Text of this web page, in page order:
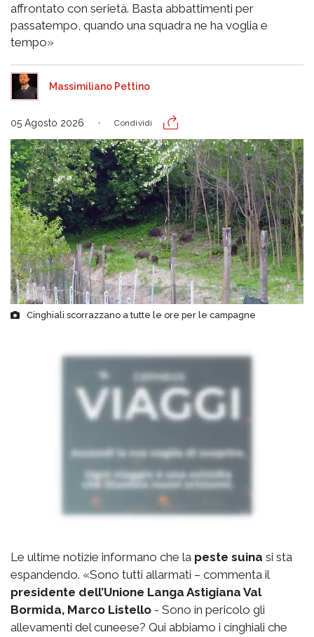
affrontato con serietà. Basta abbattimenti per
passatempo, quando una squadra ne ha voglia e
tempo»
Massimiliano Pettino
05 Agosto 2026 Condividi
Cinghiali scorrazzano a tutte le ore per le campagne
Le ultime notizie informano che la peste suina si sta
espandendo. «Sono tutti allarmati – commenta il
presidente dell’Unione Langa Astigiana Val
Bormida, Marco Listello - Sono in pericolo gli
allevamenti del cuneese? Qui abbiamo i cinghiali che